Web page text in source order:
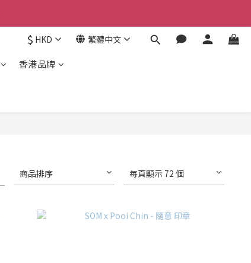
$ HKD 繁體中文
香港品牌
商品排序 每頁顯示 72 個